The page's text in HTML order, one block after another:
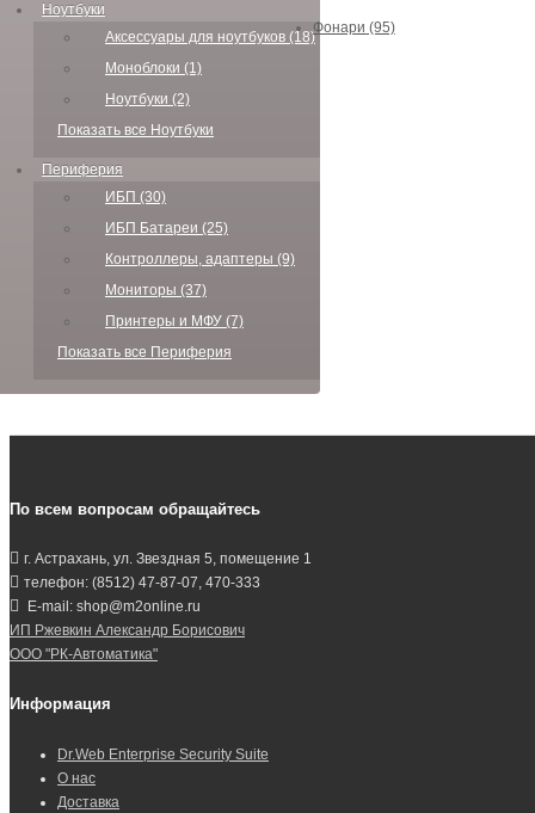
Ноутбуки
Аксессуары для ноутбуков (18)
Моноблоки (1)
Ноутбуки (2)
Показать все Ноутбуки
Периферия
ИБП (30)
ИБП Батареи (25)
Контроллеры, адаптеры (9)
Мониторы (37)
Принтеры и МФУ (7)
Показать все Периферия
Фонари (95)
По всем вопросам обращайтесь
г. Астрахань, ул. Звездная 5, помещение 1
телефон: (8512) 47-87-07, 470-333
E-mail: shop@m2online.ru
ИП Ржевкин Александр Борисович
ООО "РК-Автоматика"
Информация
Dr.Web Enterprise Security Suite
О нас
Доставка